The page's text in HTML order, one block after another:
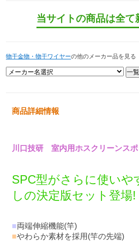
当サイトの商品は全て
物干金物・物干ワイヤーの他のメーカー品を見る
商品詳細情報
川口技研 室内用ホスクリーンスポ
SPC型がさらに使いや
しの決定版セット登場!
■両端伸縮機能(竿)
■やわらか素材を採用(竿の先端)